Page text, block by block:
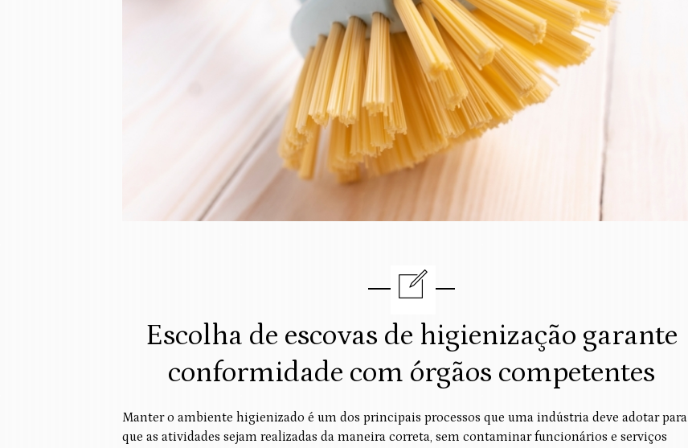
Escolha de escovas de higienização garante
conformidade com órgãos competentes
Manter o ambiente higienizado é um dos principais processos que uma indústria deve adotar para
que as atividades sejam realizadas da maneira correta, sem contaminar funcionários e serviços